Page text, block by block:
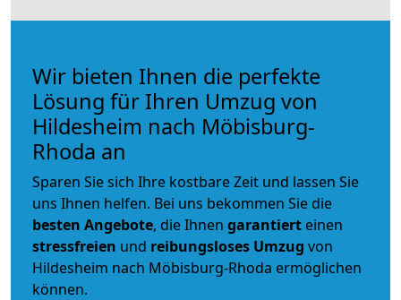
Wir bieten Ihnen die perfekte
Lösung für Ihren Umzug von
Hildesheim nach Möbisburg-
Rhoda an
Sparen Sie sich Ihre kostbare Zeit und lassen Sie
uns Ihnen helfen. Bei uns bekommen Sie die
besten Angebote, die Ihnen garantiert einen
stressfreien und reibungsloses Umzug von
Hildesheim nach Möbisburg-Rhoda ermöglichen
können.